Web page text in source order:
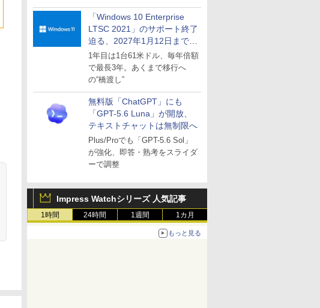
「Windows 10 Enterprise
LTSC 2021」のサポート終了
迫る、2027年1月12日まで
～ESUは9月1日から販売
1年目は1台61米ドル、毎年倍額
で最長3年。あくまで移行へ
の“橋渡し”
無料版「ChatGPT」にも
「GPT-5.6 Luna」が開放、
テキストチャットは無制限へ
Plus/Proでも「GPT-5.6 Sol」
が強化、即答・熟考をスライダ
ーで調整
Impress Watchシリーズ 人気記事
1時間 24時間 1週間 1カ月
もっと見る